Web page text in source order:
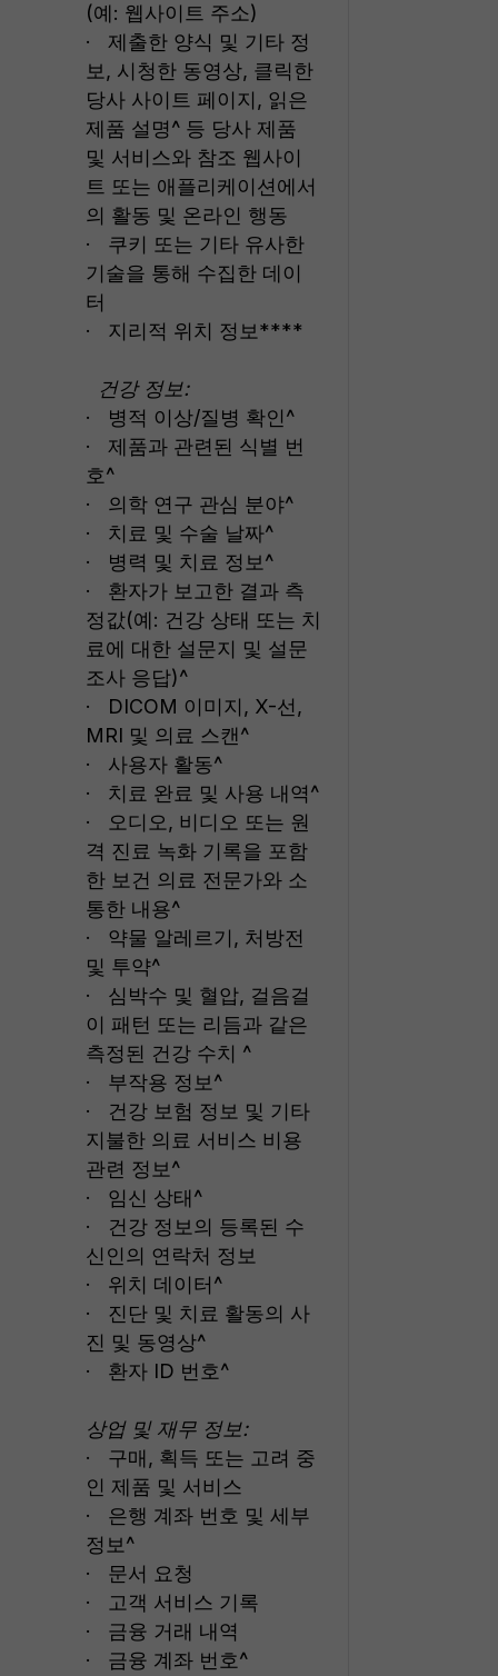
(예: 웹사이트 주소)
· 제출한 양식 및 기타 정
보, 시청한 동영상, 클릭한
당사 사이트 페이지, 읽은
제품 설명^ 등 당사 제품
및 서비스와 참조 웹사이
트 또는 애플리케이션에서
의 활동 및 온라인 행동
· 쿠키 또는 기타 유사한
기술을 통해 수집한 데이
터
· 지리적 위치 정보****
건강 정보:
· 병적 이상/질병 확인^
· 제품과 관련된 식별 번
호^
· 의학 연구 관심 분야^
· 치료 및 수술 날짜^
· 병력 및 치료 정보^
· 환자가 보고한 결과 측
정값(예: 건강 상태 또는 치
료에 대한 설문지 및 설문
조사 응답)^
· DICOM 이미지, X-선,
MRI 및 의료 스캔^
· 사용자 활동^
· 치료 완료 및 사용 내역^
· 오디오, 비디오 또는 원
격 진료 녹화 기록을 포함
한 보건 의료 전문가와 소
통한 내용^
· 약물 알레르기, 처방전
및 투약^
· 심박수 및 혈압, 걸음걸
이 패턴 또는 리듬과 같은
측정된 건강 수치 ^
· 부작용 정보^
· 건강 보험 정보 및 기타
지불한 의료 서비스 비용
관련 정보^
· 임신 상태^
· 건강 정보의 등록된 수
신인의 연락처 정보
· 위치 데이터^
· 진단 및 치료 활동의 사
진 및 동영상^
· 환자 ID 번호^
상업 및 재무 정보:
· 구매, 획득 또는 고려 중
인 제품 및 서비스
· 은행 계좌 번호 및 세부
정보^
· 문서 요청
· 고객 서비스 기록
· 금융 거래 내역
· 금융 계좌 번호^